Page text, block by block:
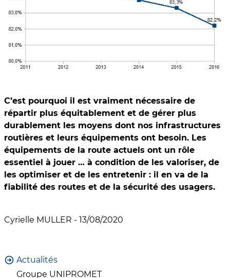
C’est pourquoi il est vraiment nécessaire de
répartir plus équitablement et de gérer plus
durablement les moyens dont nos infrastructures
routières et leurs équipements ont besoin. Les
équipements de la route actuels ont un rôle
essentiel à jouer … à condition de les valoriser, de
les optimiser et de les entretenir : il en va de la
fiabilité des routes et de la sécurité des usagers.
Cyrielle MULLER - 13/08/2020
Actualités
Groupe UNIPROMET